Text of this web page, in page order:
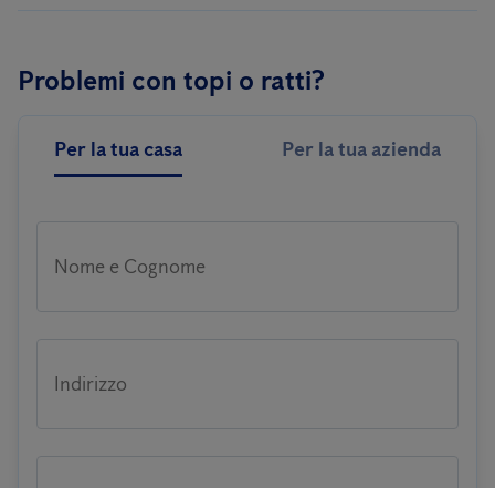
Problemi con topi o ratti?
Per la tua casa Per la tua azienda
Nome e Cognome
Indirizzo